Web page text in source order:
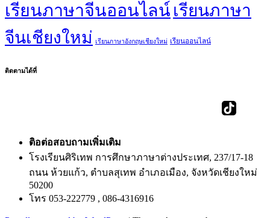
เรียนภาษาจีนออนไลน์ เรียนภาษา
จีนเชียงใหม่ เรียนภาษาอังกฤษเชียงใหม่ เรียนออนไลน์
ติดตามได้ที่
ติอต่อสอบถามเพิ่มเติม
โรงเรียนศิริเทพ การศึกษาภาษาต่างประเทศ, 237/17-18
ถนน ห้วยแก้ว, ตำบลสุเทพ อำเภอเมือง, จังหวัดเชียงใหม่
50200
โทร 053-222779 , 086-4316916